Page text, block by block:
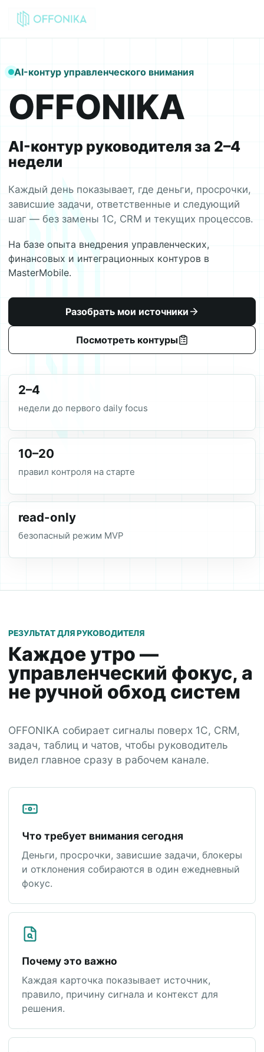
AI-контур управленческого внимания
OFFONIKA
AI-контур руководителя за 2–4
недели
Каждый день показывает, где деньги, просрочки,
зависшие задачи, ответственные и следующий
шаг — без замены 1С, CRM и текущих процессов.
На базе опыта внедрения управленческих,
финансовых и интеграционных контуров в
MasterMobile.
Разобрать мои источники
Посмотреть контуры
2–4
недели до первого daily focus
10–20
правил контроля на старте
read-only
безопасный режим MVP
РЕЗУЛЬТАТ ДЛЯ РУКОВОДИТЕЛЯ
Каждое утро —
управленческий фокус, а
не ручной обход систем
OFFONIKA собирает сигналы поверх 1С, CRM,
задач, таблиц и чатов, чтобы руководитель
видел главное сразу в рабочем канале.
Что требует внимания сегодня
Деньги, просрочки, зависшие задачи, блокеры
и отклонения собираются в один ежедневный
фокус.
Почему это важно
Каждая карточка показывает источник,
правило, причину сигнала и контекст для
решения.